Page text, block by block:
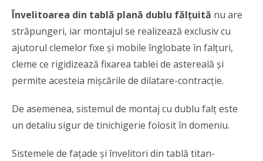
Învelitoarea din tablă plană dublu fălțuită nu are
străpungeri, iar montajul se realizează exclusiv cu
ajutorul clemelor fixe și mobile înglobate în falțuri,
cleme ce rigidizează fixarea tablei de astereală și
permite acesteia mișcările de dilatare-contracție.
De asemenea, sistemul de montaj cu dublu falț este
un detaliu sigur de tinichigerie folosit în domeniu.
Sistemele de fațade și învelitori din tablă titan-